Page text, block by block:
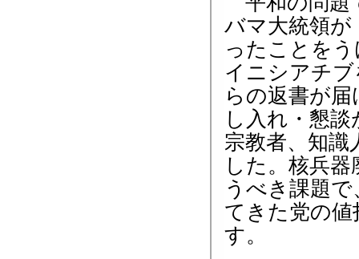
バマ大統領が
ったことを
イニシアチ
らの返書が
し入れ・懇
宗教者、知
した。核兵
うべき課題
てきた党の
す。